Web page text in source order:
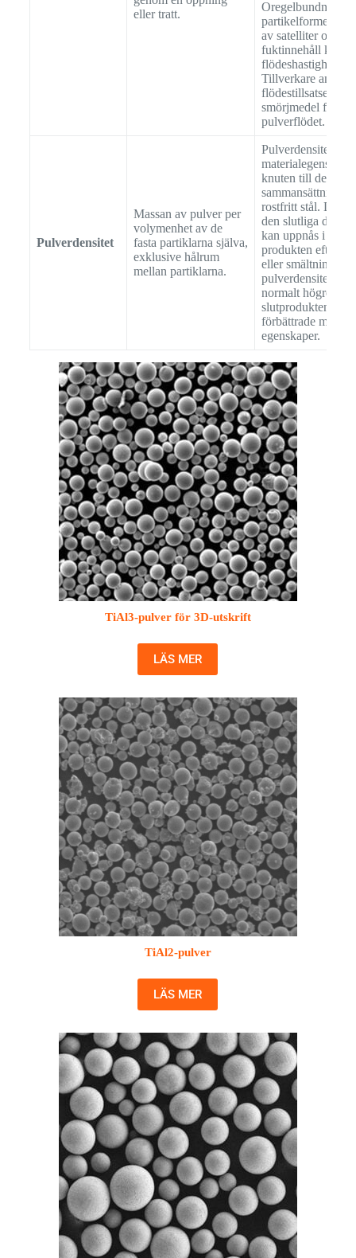
eller tratt.
Oregelbundna
partikelformer,
av satelliter och
fuktinnehåll kan
flödeshastigheten.
Tillverkare
flödestillsatser som
smörjmedel för att
pulverflödet.
Pulverdensitet
Massan av pulver per
volymenhet av de
fasta partiklarna själva,
exklusive hålrum
mellan partiklarna.
Pulverdensitet är
materialegenskap
knuten till den
rostfritt stål. Den
den slutliga
kan uppnås i den
produkten efter
eller smältning.
pulverdensitet
normalt högre
slutprodukten och
förbättrade
egenskaper.
TiAl3-pulver för 3D-utskrift
LÄS MER
TiAl2-pulver
LÄS MER